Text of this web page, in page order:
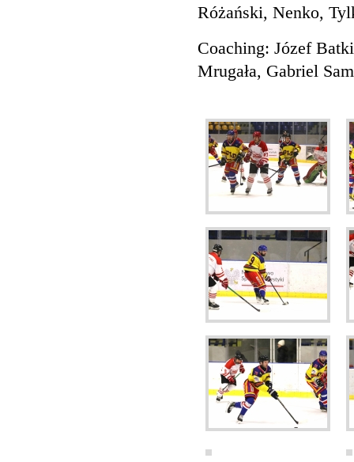
Różański, Nenko,
Coaching: Józef
Mrugała, Gabriel